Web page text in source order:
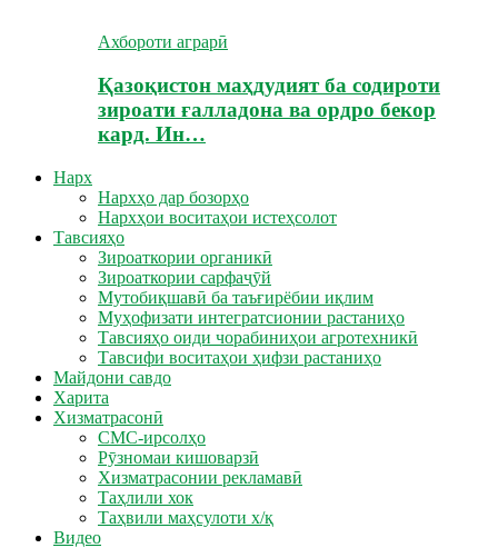
Ахбороти аграрӣ
Қазоқистон маҳдудият ба содироти
зироати ғалладона ва ордро бекор
кард. Ин…
Нарх
Нархҳо дар бозорҳо
Нархҳои воситаҳои истеҳсолот
Тавсияҳо
Зироаткории органикӣ
Зироаткории сарфаҷӯй
Мутобиқшавӣ ба таъғирёбии иқлим
Муҳофизати интегратсионии растаниҳо
Тавсияҳо оиди чорабиниҳои агротехникӣ
Тавсифи воситаҳои ҳифзи растаниҳо
Майдони савдо
Харита
Хизматрасонӣ
СМС-ирсолҳо
Рӯзномаи кишоварзӣ
Хизматрасонии рекламавӣ
Таҳлили хок
Таҳвили маҳсулоти х/қ
Видео